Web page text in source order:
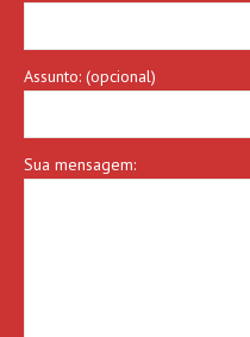
Assunto: (opcional)
Sua mensagem: